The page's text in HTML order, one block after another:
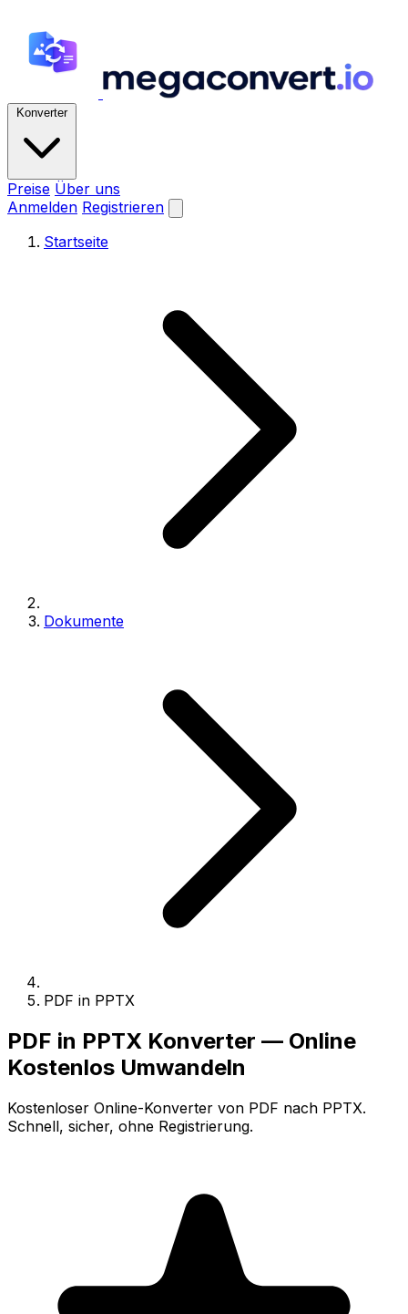
Konverter
Preise Über uns
Anmelden Registrieren
Startseite
Dokumente
PDF in PPTX
PDF in PPTX Konverter — Online
Kostenlos Umwandeln
Kostenloser Online-Konverter von PDF nach PPTX.
Schnell, sicher, ohne Registrierung.